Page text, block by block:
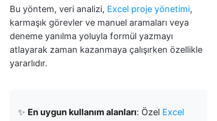
Bu yöntem, veri analizi, Excel proje yönetimi,
karmaşık görevler ve manuel aramaları veya
deneme yanılma yoluyla formül yazmayı
atlayarak zaman kazanmaya çalışırken özellikle
yararlıdır.
✨ En uygun kullanım alanları: Özel Excel